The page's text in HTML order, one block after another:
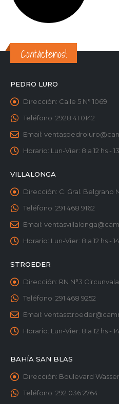
Contáctenos!
PEDRO LURO
Dirección: Calle 5 N° 1069
Teléfono: 2928 41 0142
Email:
Horario: Lun-Vier: 8 a 12 hs -
VILLALONGA
Dirección: C. Gral. Belgrano
Teléfono: 291 468 9162
Email:
Horario: Lun-Vier: 8 a 12 hs -
STROEDER
Dirección: RN N°3
Teléfono: 291 468 9252
Email:
Horario: Lun-Vier: 8 a 12 hs -
BAHÍA SAN BLAS
Dirección: Boulevard
Teléfono: 292 036 2764